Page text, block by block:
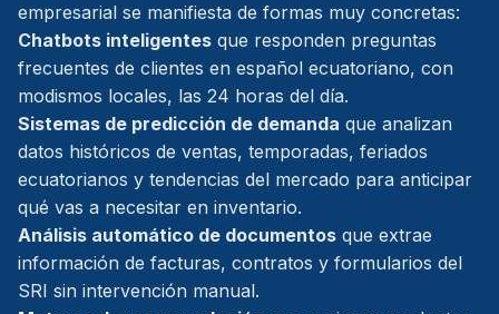
empresarial se manifiesta de formas muy concretas:
Chatbots inteligentes que responden preguntas
frecuentes de clientes en español ecuatoriano, con
modismos locales, las 24 horas del día.
Sistemas de predicción de demanda que analizan
datos históricos de ventas, temporadas, feriados
ecuatorianos y tendencias del mercado para anticipar
qué vas a necesitar en inventario.
Análisis automático de documentos que extrae
información de facturas, contratos y formularios del
SRI sin intervención manual.